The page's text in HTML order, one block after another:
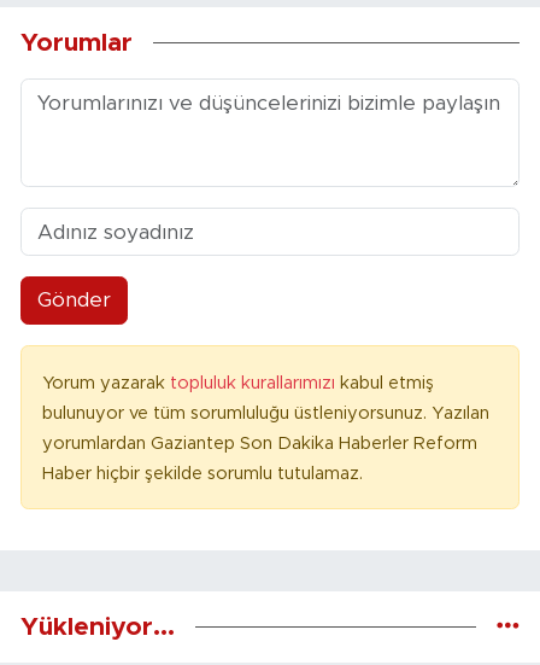
Yorumlar
Gönder
Yorum yazarak topluluk kurallarımızı kabul etmiş
bulunuyor ve tüm sorumluluğu üstleniyorsunuz. Yazılan
yorumlardan Gaziantep Son Dakika Haberler Reform
Haber hiçbir şekilde sorumlu tutulamaz.
Yükleniyor...